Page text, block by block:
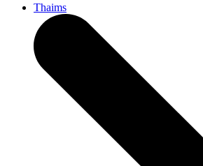
Thaims